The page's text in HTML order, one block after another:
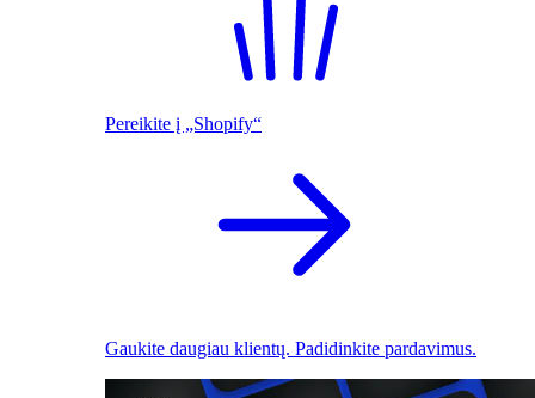
Pereikite į „Shopify“
Gaukite daugiau klientų. Padidinkite pardavimus.